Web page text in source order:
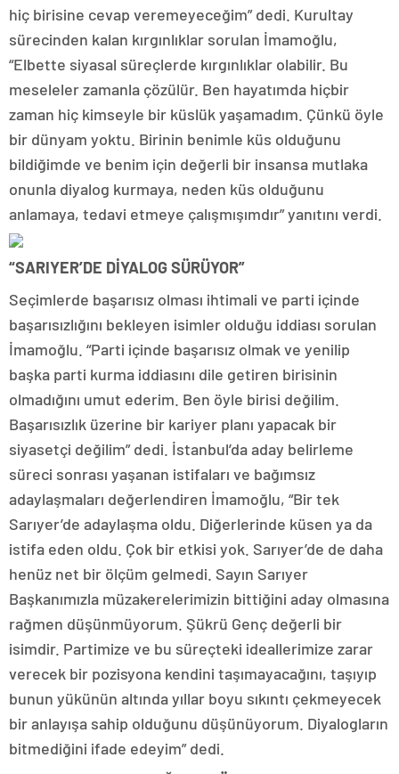
hiç birisine cevap veremeyeceğim” dedi. Kurultay
sürecinden kalan kırgınlıklar sorulan İmamoğlu,
“Elbette siyasal süreçlerde kırgınlıklar olabilir. Bu
meseleler zamanla çözülür. Ben hayatımda hiçbir
zaman hiç kimseyle bir küslük yaşamadım. Çünkü öyle
bir dünyam yoktu. Birinin benimle küs olduğunu
bildiğimde ve benim için değerli bir insansa mutlaka
onunla diyalog kurmaya, neden küs olduğunu
anlamaya, tedavi etmeye çalışmışımdır” yanıtını verdi.
“SARIYER’DE DİYALOG SÜRÜYOR”
Seçimlerde başarısız olması ihtimali ve parti içinde
başarısızlığını bekleyen isimler olduğu iddiası sorulan
İmamoğlu. “Parti içinde başarısız olmak ve yenilip
başka parti kurma iddiasını dile getiren birisinin
olmadığını umut ederim. Ben öyle birisi değilim.
Başarısızlık üzerine bir kariyer planı yapacak bir
siyasetçi değilim” dedi. İstanbul’da aday belirleme
süreci sonrası yaşanan istifaları ve bağımsız
adaylaşmaları değerlendiren İmamoğlu, “Bir tek
Sarıyer’de adaylaşma oldu. Diğerlerinde küsen ya da
istifa eden oldu. Çok bir etkisi yok. Sarıyer’de de daha
henüz net bir ölçüm gelmedi. Sayın Sarıyer
Başkanımızla müzakerelerimizin bittiğini aday olmasına
rağmen düşünmüyorum. Şükrü Genç değerli bir
isimdir. Partimize ve bu süreçteki ideallerimize zarar
verecek bir pozisyona kendini taşımayacağını, taşıyıp
bunun yükünün altında yıllar boyu sıkıntı çekmeyecek
bir anlayışa sahip olduğunu düşünüyorum. Diyalogların
bitmediğini ifade edeyim” dedi.